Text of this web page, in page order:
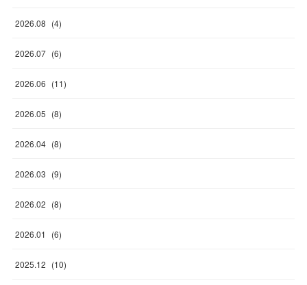
2026.08 (4)
2026.07 (6)
2026.06 (11)
2026.05 (8)
2026.04 (8)
2026.03 (9)
2026.02 (8)
2026.01 (6)
2025.12 (10)